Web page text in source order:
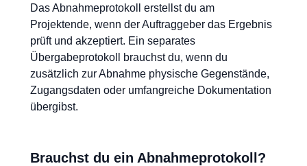
Das Abnahmeprotokoll erstellst du am
Projektende, wenn der Auftraggeber das Ergebnis
prüft und akzeptiert. Ein separates
Übergabeprotokoll brauchst du, wenn du
zusätzlich zur Abnahme physische Gegenstände,
Zugangsdaten oder umfangreiche Dokumentation
übergibst.
Brauchst du ein Abnahmeprotokoll?